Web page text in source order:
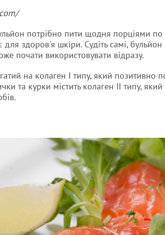
потрібно пити щодня порціями
здоров'я шкіри. Судіть самі, бульйон
почати використовувати відразу.
на колаген I типу, який позитивно
та курки містить колаген II типу,